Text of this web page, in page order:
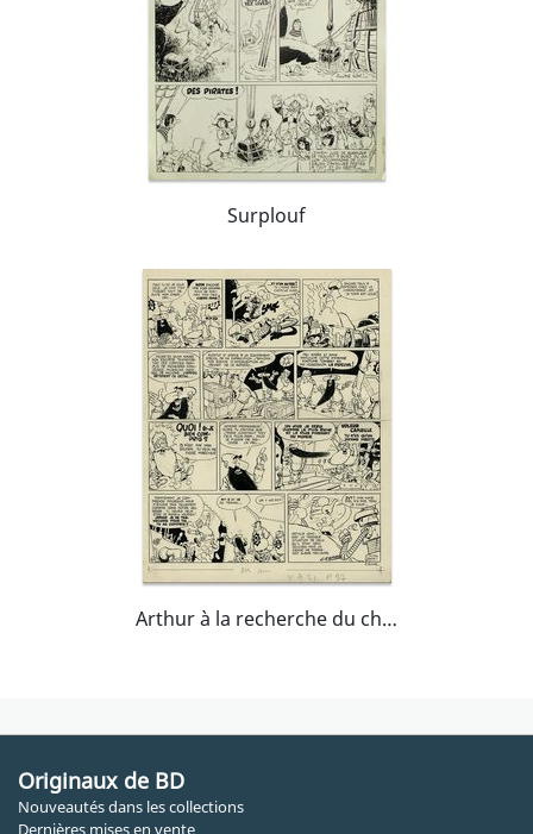
Surplouf
Arthur à la recherche du chercheur
Originaux de BD
Nouveautés dans les collections
Dernières mises en vente